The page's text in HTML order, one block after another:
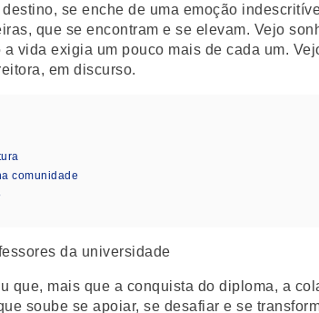
se enche de uma emoção
que se encontram e se elevam. Vejo
vida exigia um pouco mais de cada um.
em discurso.
comunidade
que, mais que a conquista do diploma, a
soube se apoiar, se desafiar e se